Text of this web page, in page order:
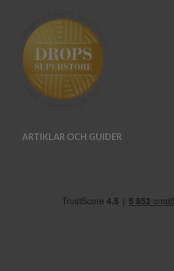
ARTIKLAR OCH GUIDER